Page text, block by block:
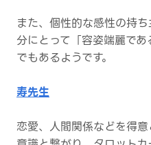
また、個性的な感性の持
分にとって「容姿端麗で
でもあるようです。
寿先生
恋愛、人間関係などを得